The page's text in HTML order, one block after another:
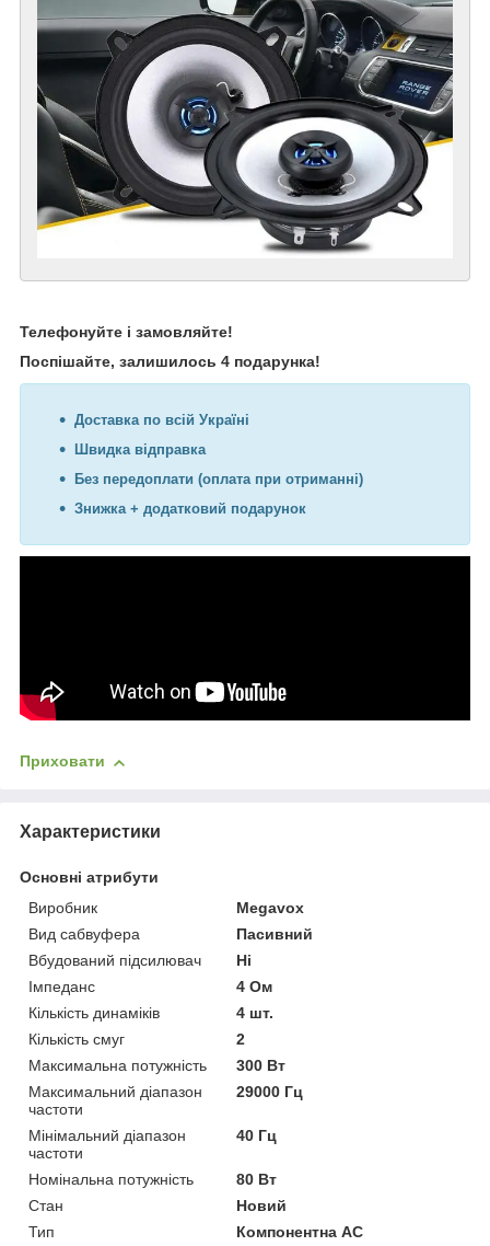
Телефонуйте і замовляйте!
Поспішайте, залишилось 4 подарунка!
Доставка по всій Україні
Швидка відправка
Без передоплати (оплата при отриманні)
Знижка + додатковий подарунок
Приховати
Характеристики
Основні атрибути
Виробник
Megavox
Вид сабвуфера
Пасивний
Вбудований підсилювач
Ні
Імпеданс
4 Ом
Кількість динаміків
4 шт.
Кількість смуг
2
Максимальна потужність
300 Вт
Максимальний діапазон
частоти
29000 Гц
Мінімальний діапазон
частоти
40 Гц
Номінальна потужність
80 Вт
Стан
Новий
Тип
Компонентна АС